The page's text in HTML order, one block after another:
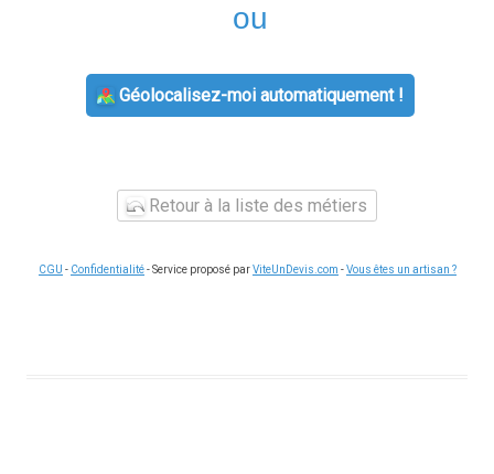
ou
Géolocalisez-moi automatiquement !
Retour à la liste des métiers
CGU - Confidentialité- Service proposé parViteUnDevis.com -Vous êtes un artisan ?